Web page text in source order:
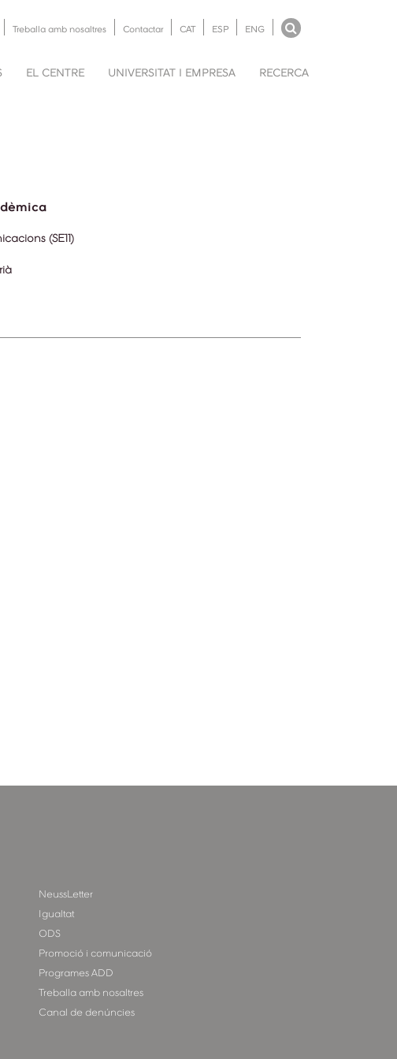
Treballa amb nosaltres Contactar CAT ESP ENG
EL CENTRE UNIVERSITAT I EMPRESA RECERCA
(SE11)
NeussLetter
Igualtat
ODS
Promoció i comunicació
Programes ADD
Treballa amb nosaltres
Canal de denúncies